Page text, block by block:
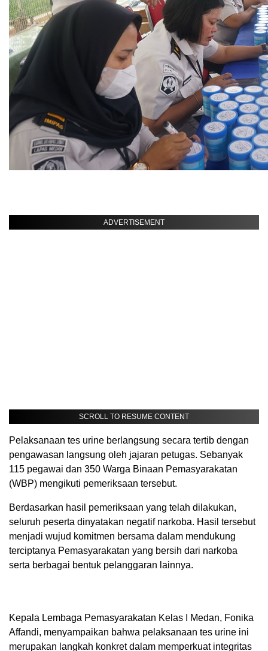
ADVERTISEMENT
SCROLL TO RESUME CONTENT
Pelaksanaan tes urine berlangsung secara tertib dengan
pengawasan langsung oleh jajaran petugas. Sebanyak
115 pegawai dan 350 Warga Binaan Pemasyarakatan
(WBP) mengikuti pemeriksaan tersebut.
Berdasarkan hasil pemeriksaan yang telah dilakukan,
seluruh peserta dinyatakan negatif narkoba. Hasil tersebut
menjadi wujud komitmen bersama dalam mendukung
terciptanya Pemasyarakatan yang bersih dari narkoba
serta berbagai bentuk pelanggaran lainnya.
Kepala Lembaga Pemasyarakatan Kelas I Medan, Fonika
Affandi, menyampaikan bahwa pelaksanaan tes urine ini
merupakan langkah konkret dalam memperkuat integritas